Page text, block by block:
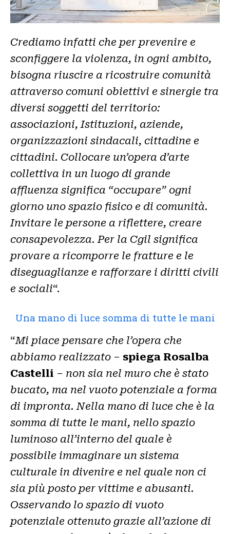
Crediamo infatti che per prevenire e
sconfiggere la violenza, in ogni ambito,
bisogna riuscire a ricostruire comunità
attraverso comuni obiettivi e sinergie tra
diversi soggetti del territorio:
associazioni, Istituzioni, aziende,
organizzazioni sindacali, cittadine e
cittadini. Collocare un’opera d’arte
collettiva in un luogo di grande
affluenza significa “occupare” ogni
giorno uno spazio fisico e di comunità.
Invitare le persone a riflettere, creare
consapevolezza. Per la Cgil significa
provare a ricomporre le fratture e le
diseguaglianze e rafforzare i diritti civili
e sociali“.
Una mano di luce somma di tutte le mani
“Mi piace pensare che l’opera che
abbiamo realizzato – spiega Rosalba
Castelli – non sia nel muro che è stato
bucato, ma nel vuoto potenziale a forma
di impronta. Nella mano di luce che è la
somma di tutte le mani, nello spazio
luminoso all’interno del quale è
possibile immaginare un sistema
culturale in divenire e nel quale non ci
sia più posto per vittime e abusanti.
Osservando lo spazio di vuoto
potenziale ottenuto grazie all’azione di